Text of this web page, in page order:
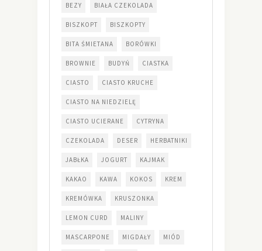
BEZY BIAŁA CZEKOLADA
BISZKOPT BISZKOPTY
BITA ŚMIETANA BORÓWKI
BROWNIE BUDYŃ CIASTKA
CIASTO CIASTO KRUCHE
CIASTO NA NIEDZIELĘ
CIASTO UCIERANE CYTRYNA
CZEKOLADA DESER HERBATNIKI
JABŁKA JOGURT KAJMAK
KAKAO KAWA KOKOS KREM
KREMÓWKA KRUSZONKA
LEMON CURD MALINY
MASCARPONE MIGDAŁY MIÓD